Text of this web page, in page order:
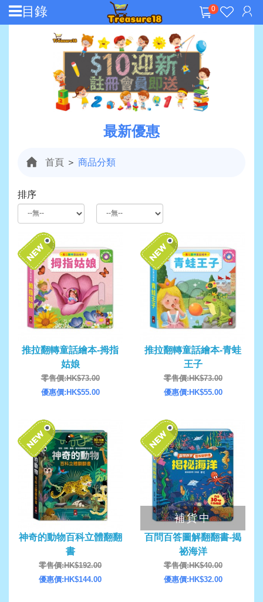
0
目錄
最新優惠
首頁 ＞ 商品分類
排序
推拉翻轉童話繪本-拇指
姑娘
零售價:HK$73.00
優惠價:HK$55.00
推拉翻轉童話繪本-青蛙
王子
零售價:HK$73.00
優惠價:HK$55.00
神奇的動物百科立體翻翻
書
零售價:HK$192.00
優惠價:HK$144.00
補貨中
百問百答圖解翻翻書-揭
祕海洋
零售價:HK$40.00
優惠價:HK$32.00